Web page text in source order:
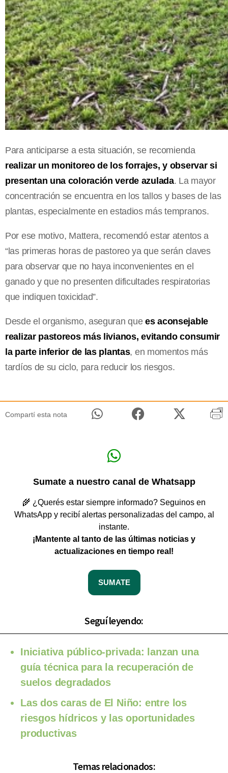
Para anticiparse a esta situación, se recomienda
realizar un monitoreo de los forrajes, y observar si
presentan una coloración verde azulada. La mayor
concentración se encuentra en los tallos y bases de las
plantas, especialmente en estadios más tempranos.
Por ese motivo, Mattera, recomendó estar atentos a
“las primeras horas de pastoreo ya que serán claves
para observar que no haya inconvenientes en el
ganado y que no presenten dificultades respiratorias
que indiquen toxicidad”.
Desde el organismo, aseguran quees aconsejable
realizar pastoreos más livianos, evitando consumir
la parte inferior de las plantas, en momentos más
tardíos de su ciclo, para reducir los riesgos.
Compartí esta nota
Sumate a nuestro canal de Whatsapp
🌾 ¿Querés estar siempre informado? Seguinos en
WhatsApp y recibí alertas personalizadas del campo, al
instante.
¡Mantente al tanto de las últimas noticias y
actualizaciones en tiempo real!
SUMATE
Seguí leyendo:
Iniciativa público-privada: lanzan una
guía técnica para la recuperación de
suelos degradados
Las dos caras de El Niño: entre los
riesgos hídricos y las oportunidades
productivas
Temas relacionados: